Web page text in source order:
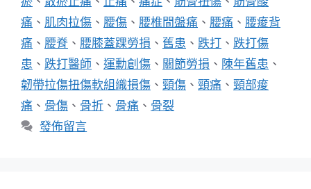
痛 、 肌肉拉傷 、 腰傷 、 腰椎間盤痛 、 腰痛 、 腰痠背
痛 、 腰脊 、 腰膝蓋踝勞損 、 舊患 、 跌打 、 跌打傷
患 、 跌打醫師 、 運勳創傷 、 關節勞損 、 陳年舊患 、
韌帶拉傷扭傷軟組織損傷 、 頸傷 、 頸痛 、 頸部痠
痛 、 骨傷 、 骨折 、 骨痛 、 骨裂
發佈留言